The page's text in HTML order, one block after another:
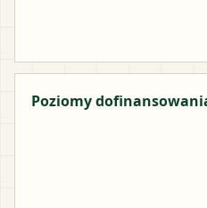
Poziomy